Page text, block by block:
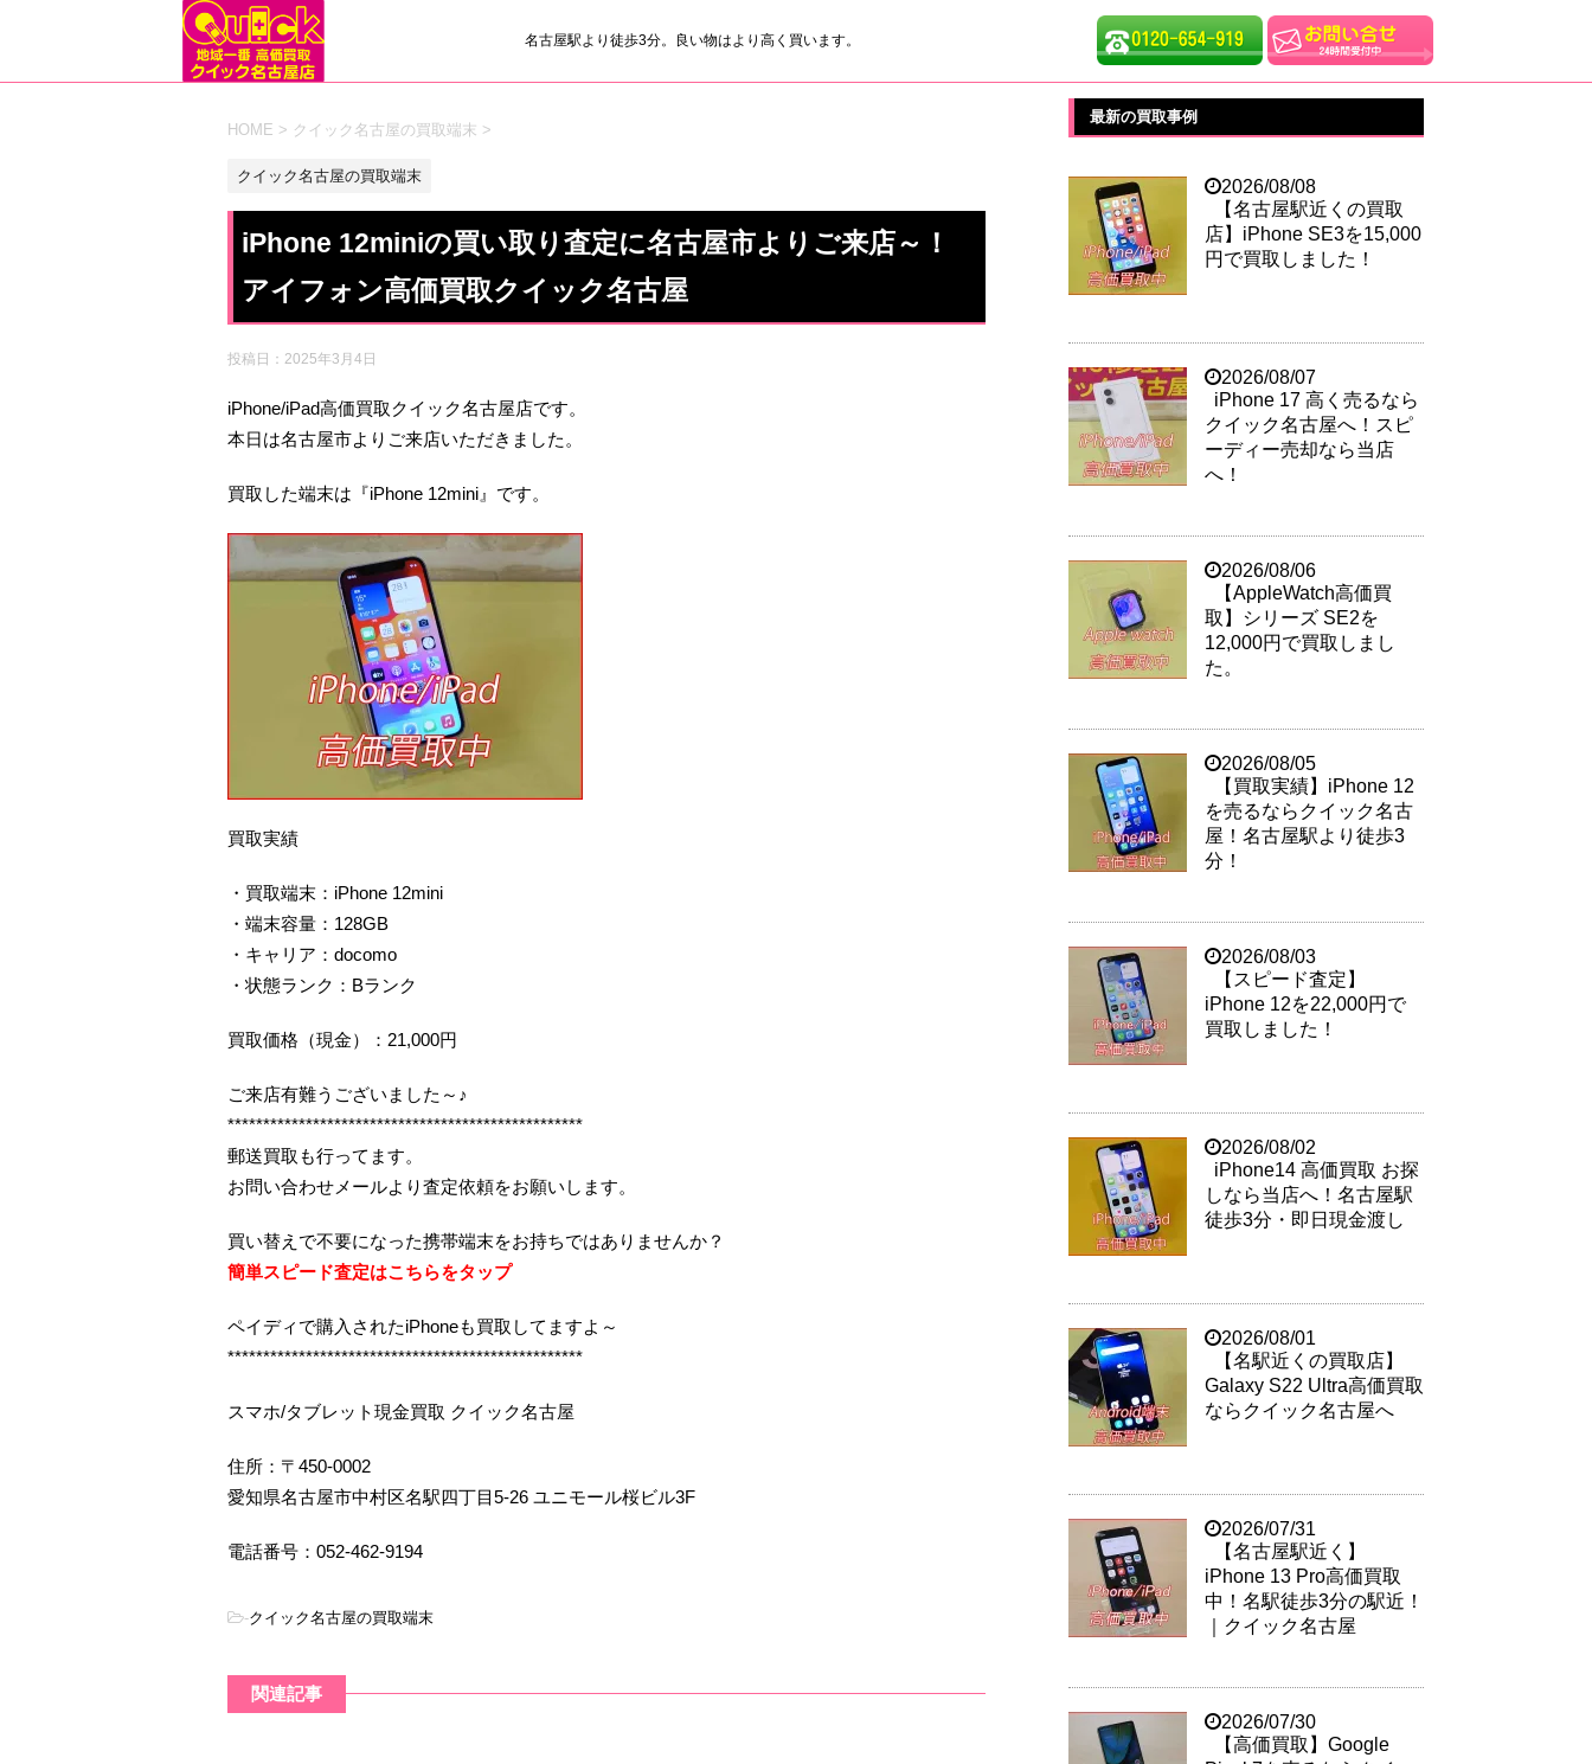
名古屋駅より徒歩3分。良い物はより高く買います。
HOME > クイック名古屋の買取端末 >
クイック名古屋の買取端末
iPhone 12miniの買い取り査定に名古屋市よりご来店～！
アイフォン高価買取クイック名古屋
投稿日： 2025年3月4日
iPhone/iPad高価買取クイック名古屋店です。
本日は名古屋市よりご来店いただきました。
買取した端末は『iPhone 12mini』です。
買取実績
・買取端末：iPhone 12mini
・端末容量：128GB
・キャリア：docomo
・状態ランク：Bランク
買取価格（現金）：21,000円
ご来店有難うございました～♪
**************************************************
郵送買取も行ってます。
お問い合わせメールより査定依頼をお願いします。
買い替えで不要になった携帯端末をお持ちではありませんか？
簡単スピード査定はこちらをタップ
ペイディで購入されたiPhoneも買取してますよ～
**************************************************
スマホ/タブレット現金買取 クイック名古屋
住所：〒450-0002
愛知県名古屋市中村区名駅四丁目5-26 ユニモール桜ビル3F
電話番号：052-462-9194
-クイック名古屋の買取端末
関連記事
最新の買取事例
2026/08/08
【名古屋駅近くの買取
店】iPhone SE3を15,000
円で買取しました！
2026/08/07
iPhone 17 高く売るなら
クイック名古屋へ！スピ
ーディー売却なら当店
へ！
2026/08/06
【AppleWatch高価買
取】シリーズ SE2を
12,000円で買取しまし
た。
2026/08/05
【買取実績】iPhone 12
を売るならクイック名古
屋！名古屋駅より徒歩3
分！
2026/08/03
【スピード査定】
iPhone 12を22,000円で
買取しました！
2026/08/02
iPhone14 高価買取 お探
しなら当店へ！名古屋駅
徒歩3分・即日現金渡し
2026/08/01
【名駅近くの買取店】
Galaxy S22 Ultra高価買取
ならクイック名古屋へ
2026/07/31
【名古屋駅近く】
iPhone 13 Pro高価買取
中！名駅徒歩3分の駅近！
｜クイック名古屋
2026/07/30
【高価買取】Google